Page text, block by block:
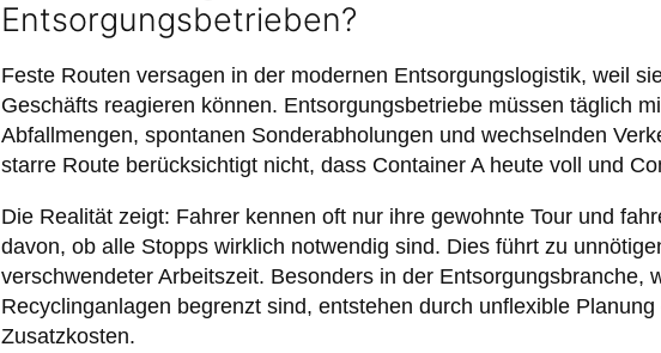
Entsorgungsbetrieben?
Feste Routen versagen in der modernen Entsorgungslogistik, weil
Geschäfts reagieren können. Entsorgungsbetriebe müssen täglich
Abfallmengen, spontanen Sonderabholungen und wechselnden
starre Route berücksichtigt nicht, dass Container A heute voll und
Die Realität zeigt: Fahrer kennen oft nur ihre gewohnte Tour und
davon, ob alle Stopps wirklich notwendig sind. Dies führt zu
verschwendeter Arbeitszeit. Besonders in der Entsorgungsbranche,
Recyclinganlagen begrenzt sind, entstehen durch unflexible
Zusatzkosten.